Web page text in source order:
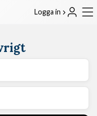
Logga in